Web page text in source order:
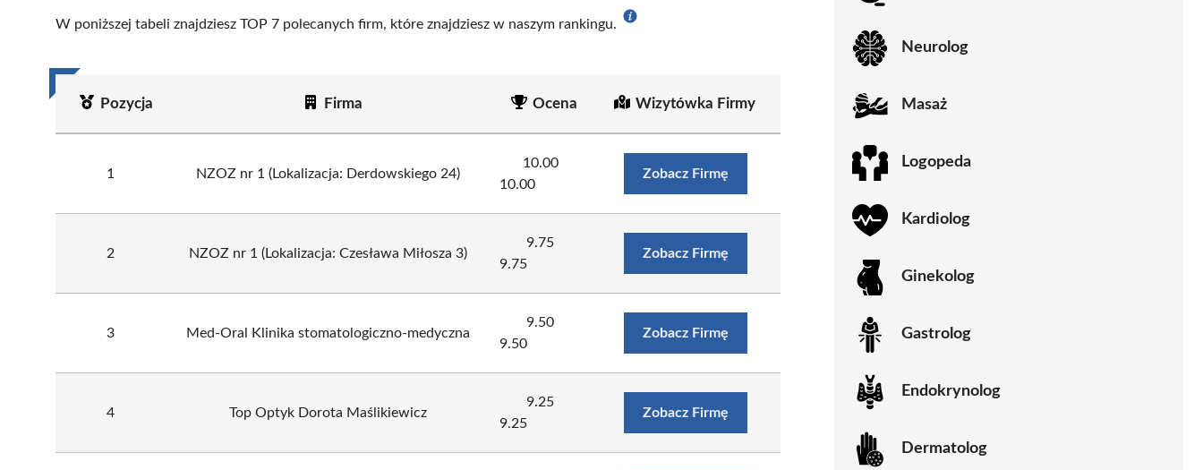
W poniższej tabeli znajdziesz TOP 7 polecanych firm, które znajdziesz w naszym rankingu.
Pozycja Firma Ocena Wizytówka Firmy
1 NZOZ nr 1 (Lokalizacja: Derdowskiego 24)
10.00
10.00
Zobacz Firmę
2 NZOZ nr 1 (Lokalizacja: Czesława Miłosza 3)
9.75
9.75
Zobacz Firmę
3 Med-Oral Klinika stomatologiczno-medyczna
9.50
9.50
Zobacz Firmę
4 Top Optyk Dorota Maślikiewicz
9.25
9.25
Zobacz Firmę
Neurolog
Masaż
Logopeda
Kardiolog
Ginekolog
Gastrolog
Endokrynolog
Dermatolog